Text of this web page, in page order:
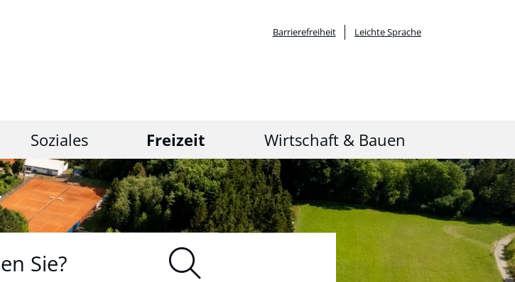
Barrierefreiheit Leichte Sprache
Soziales Freizeit Wirtschaft & Bauen